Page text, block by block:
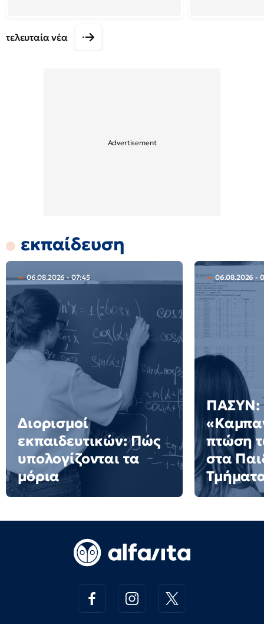
τελευταία νέα
εκπαίδευση
06.08.2026 - 07:45
Διορισμοί
εκπαιδευτικών: Πώς
υπολογίζονται τα
μόρια
06.08.2026 -
ΠΑΣΥΝ:
πτώση
στα